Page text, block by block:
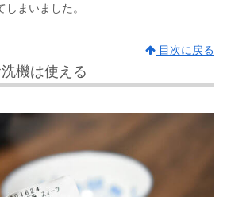
まいました。
目次に戻る
機は使える